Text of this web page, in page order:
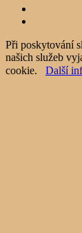
Při poskytování
našich služeb
cookie. Další